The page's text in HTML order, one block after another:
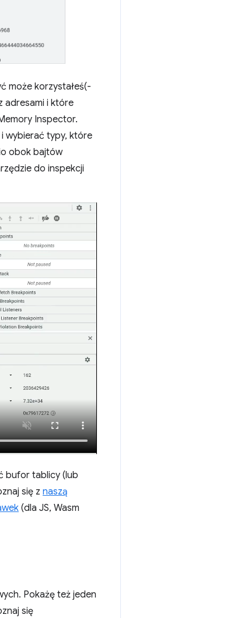
może korzystałeś(-
adresami i które
Inspector.
wybierać typy, które
obok bajtów
do inspekcji
bufor tablicy (lub
się z naszą
(dla JS, Wasm
Pokażę też jeden
się